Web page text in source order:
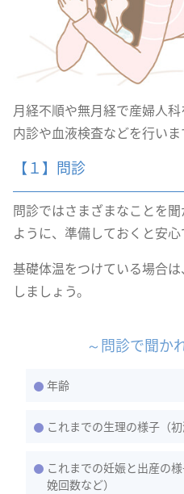
月経不順や無月経で産婦人
内診や血液検査などを行いま
【１】問診
問診ではさまざまなことを
ように、準備しておくと安心
基礎体温をつけている場合は、
しましょう。
～問診で聞か
年齢
これまでの生理の様子（
これまでの妊娠と出産の
娩回数など）